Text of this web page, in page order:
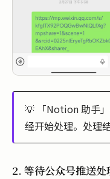
💡 「Notion 助手」
经开始处理。处理
2. 等待公众号推送处